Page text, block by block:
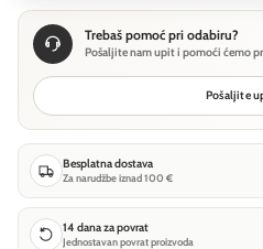
Trebaš pomoć pri odabiru?
Pošaljite nam upit i pomoći ćemo
Pošaljite
Besplatna dostava
Za narudžbe iznad 100 €
14 dana za povrat
Jednostavan povrat proizvoda